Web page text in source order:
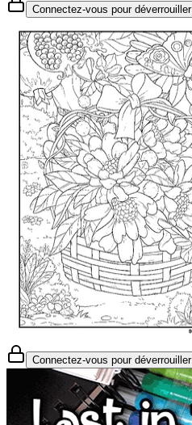
Connectez-vous pour déverrouiller
Connectez-vous pour déverrouiller